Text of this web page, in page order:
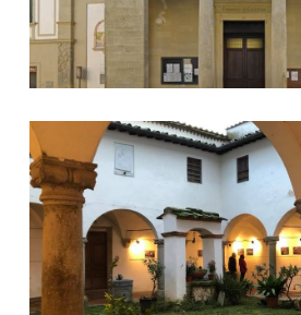
Chiostro di Galliano